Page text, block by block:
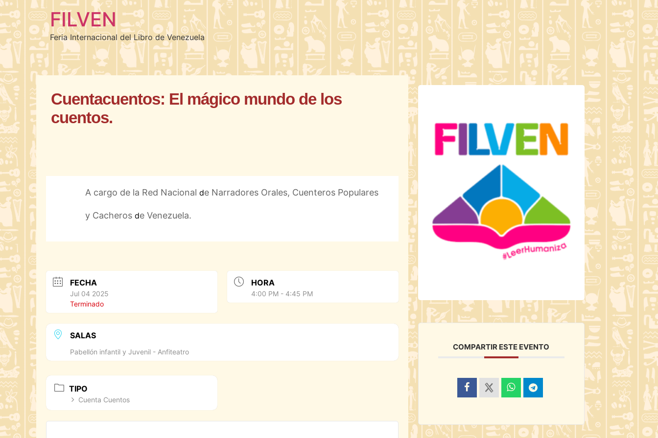
FILVEN
Feria Internacional del Libro de Venezuela
Cuentacuentos: El mágico mundo de los
cuentos.
A cargo de la Red Nacional de Narradores Orales, Cuenteros Populares
y Cacheros de Venezuela.
FECHA
Jul 04 2025
Terminado
HORA
4:00 PM - 4:45 PM
SALAS
Pabellón infantil y Juvenil - Anfiteatro
TIPO
Cuenta Cuentos
COMPARTIR ESTE EVENTO